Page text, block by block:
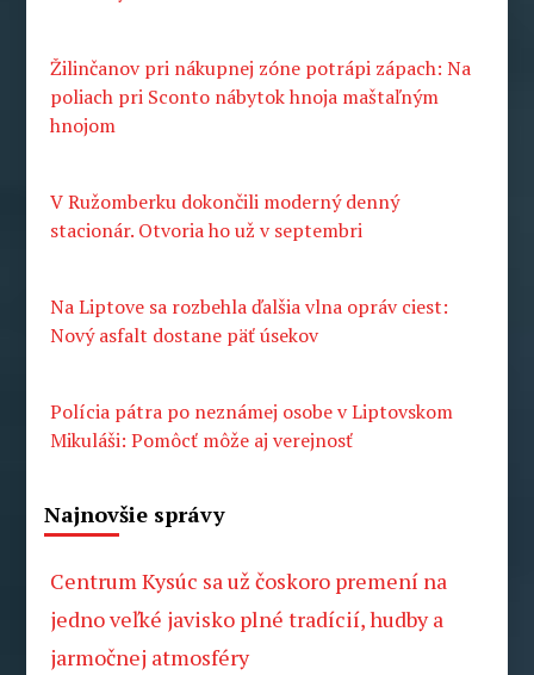
Žilinčanov pri nákupnej zóne potrápi zápach: Na
poliach pri Sconto nábytok hnoja maštaľným
hnojom
V Ružomberku dokončili moderný denný
stacionár. Otvoria ho už v septembri
Na Liptove sa rozbehla ďalšia vlna opráv ciest:
Nový asfalt dostane päť úsekov
Polícia pátra po neznámej osobe v Liptovskom
Mikuláši: Pomôcť môže aj verejnosť
Najnovšie správy
Centrum Kysúc sa už čoskoro premení na
jedno veľké javisko plné tradícií, hudby a
jarmočnej atmosféry